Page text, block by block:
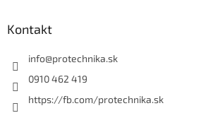
Kontakt
info@protechnika.sk
0910 462 419
https://fb.com/protechnika.sk